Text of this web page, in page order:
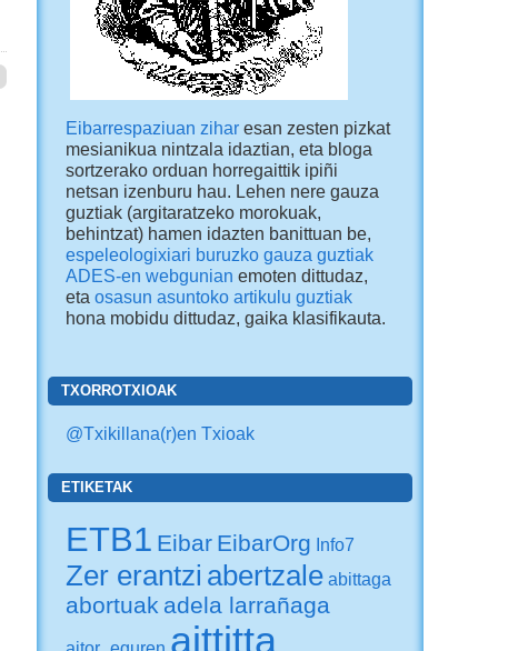
Eibarrespaziuan ziharesan zesten pizkat
mesianikua nintzala idaztian, eta bloga
sortzerako orduan horregaittik ipiñi
netsan izenburu hau. Lehen nere gauza
guztiak (argitaratzeko morokuak,
behintzat) hamen idazten banittuan be,
espeleologixiari buruzko gauza guztiak
ADES-en webgunian emoten dittudaz,
eta osasun asuntoko artikulu guztiak
hona mobidu dittudaz, gaika klasifikauta.
TXORROTXIOAK
@Txikillana(r)en Txioak
ETIKETAK
ETB1 Eibar EibarOrg Info7
Zer erantzi abertzale abittaga
abortuak adela larrañaga
aittitta